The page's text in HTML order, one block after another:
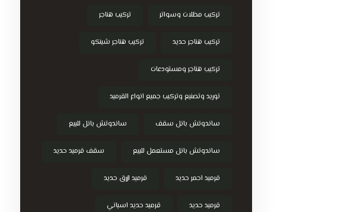
تركيب مظلات وسواتر تركيب هناجر
تركيب هناجر حديد تركيب هناجر شينكو
تركيب هناجر ومستودعات
توريد وتصنيع وتركيب جميع انواع القرميد
ساندوتش بانل سقف ساندوتش بانل للبيع
ساندوتش بانل مستعمل للبيع سقف قرميد حديد
قرميد احمر حديد قرميد ازرق حديد
قرميد حديد قرميد حديد اسباني